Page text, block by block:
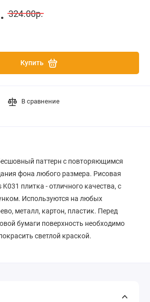
324.00р.
Купить
В сравнение
паттерн с повторяющимся
фона любого размера. Рисовая
K031 плитка - отличного качества, с
Используются на любых
металл, картон, пластик. Перед
бумаги поверхность необходимо
светлой краской.